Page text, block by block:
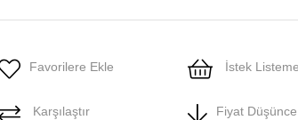
Favorilere Ekle İstek
Karşılaştır Fiyat